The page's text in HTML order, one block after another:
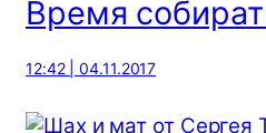
Время
12:42 | 04.11.2017